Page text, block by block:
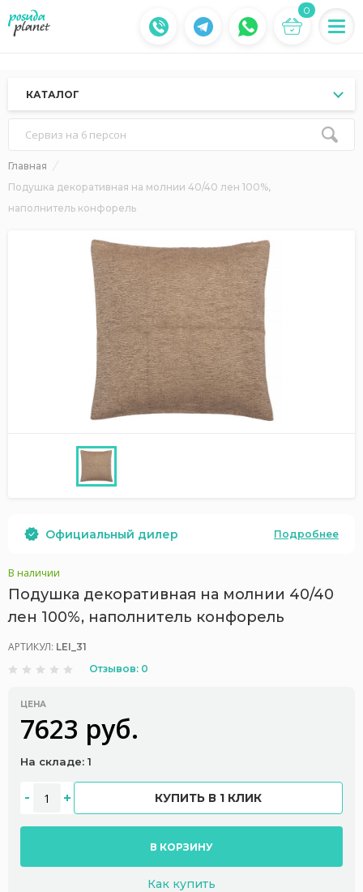
0
КАТАЛОГ
Сервиз на 6 персон
Главная
Подушка декоративная на молнии 40/40 лен 100%,
наполнитель конфорель
Официальный дилер Подробнее
В наличии
Подушка декоративная на молнии 40/40
лен 100%, наполнитель конфорель
АРТИКУЛ: LEI_31
Отзывов: 0
ЦЕНА
7623 руб.
На складе: 1
КУПИТЬ В 1 КЛИК
В КОРЗИНУ
Как купить